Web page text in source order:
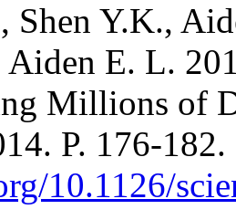
Shen Y.K.,
Aiden E. L.
Millions of
P. 176-182.
10.1126/